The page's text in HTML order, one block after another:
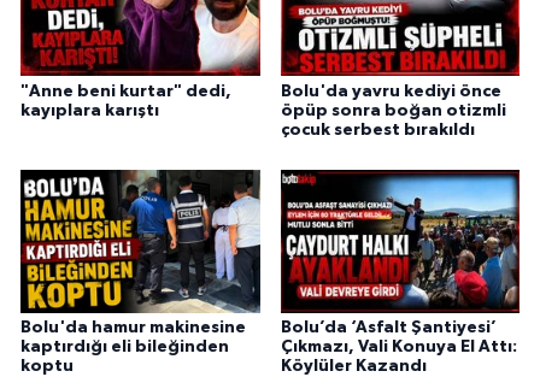
"Anne beni kurtar" dedi,
kayıplara karıştı
Bolu'da yavru kediyi önce
öpüp sonra boğan otizmli
çocuk serbest bırakıldı
Bolu'da hamur makinesine
kaptırdığı eli bileğinden
koptu
Bolu’da ‘Asfalt Şantiyesi’
Çıkmazı, Vali Konuya El Attı:
Köylüler Kazandı